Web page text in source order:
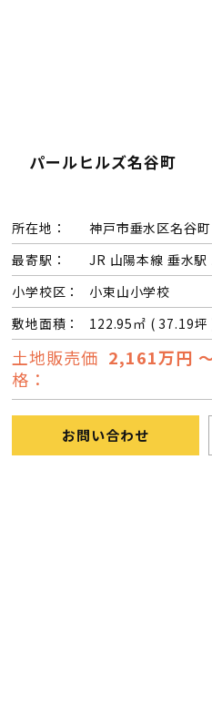
ポリシー
サイトマップ
パールヒルズ名谷町
所在地：
神戸市垂水区名谷町
最寄駅：
JR 山陽本線 垂水
小学校区：
小束山小学校
敷地面積：
122.95㎡ ( 37.19
土地販売価
格：
2,161万円
お問い合わせ